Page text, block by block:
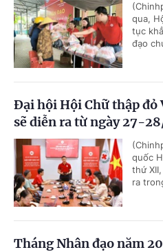
qua,
tục
đạo
Đại hội Hội Chữ thập đỏ
sẽ diễn ra từ ngày 27-
quốc
thứ
ra
Tháng Nhân đạo năm